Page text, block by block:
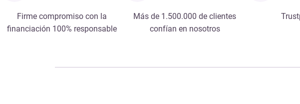
Firme compromiso con la
financiación 100% responsable
Más de 1.500.000 de clientes
confían en nosotros